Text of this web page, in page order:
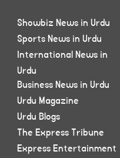
Showbiz News in Urdu
Sports News in Urdu
International News in
Urdu
Business News in Urdu
Urdu Magazine
Urdu Blogs
The Express Tribune
Express Entertainment